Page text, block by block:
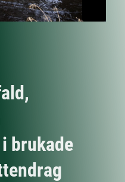
brukade